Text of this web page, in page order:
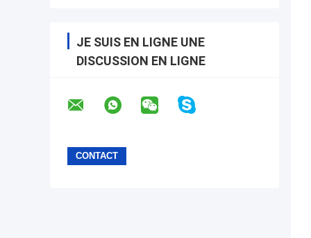
JE SUIS EN LIGNE UNE
DISCUSSION EN LIGNE